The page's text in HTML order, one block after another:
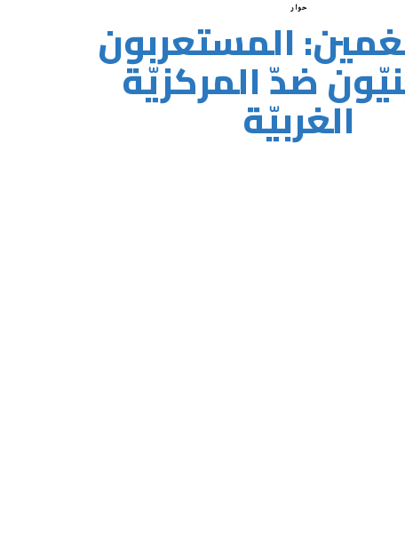
حوار
المستعربون
ضدّ المركزيّة
الغربيّة